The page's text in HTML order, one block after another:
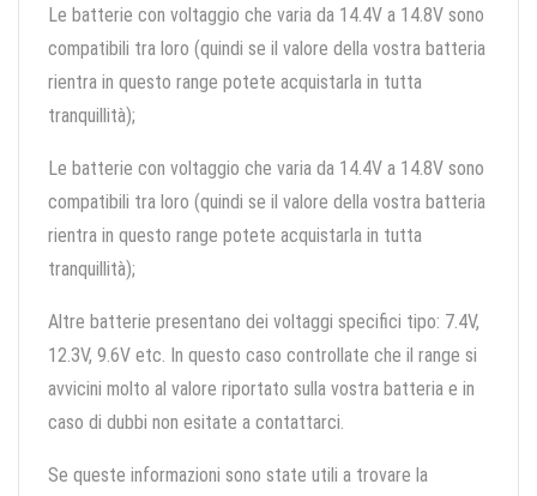
Le batterie con voltaggio che varia da 14.4V a 14.8V sono
compatibili tra loro (quindi se il valore della vostra batteria
rientra in questo range potete acquistarla in tutta
tranquillità);
Le batterie con voltaggio che varia da 14.4V a 14.8V sono
compatibili tra loro (quindi se il valore della vostra batteria
rientra in questo range potete acquistarla in tutta
tranquillità);
Altre batterie presentano dei voltaggi specifici tipo: 7.4V,
12.3V, 9.6V etc. In questo caso controllate che il range si
avvicini molto al valore riportato sulla vostra batteria e in
caso di dubbi non esitate a contattarci.
Se queste informazioni sono state utili a trovare la